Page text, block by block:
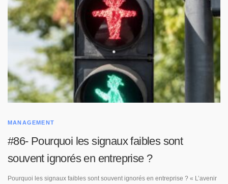
MANAGEMENT
#86- Pourquoi les signaux faibles sont
souvent ignorés en entreprise ?
Pourquoi les signaux faibles sont souvent ignorés en entreprise ? « L’avenir